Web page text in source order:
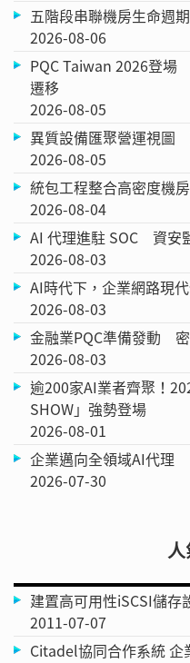
五階段串聯機房生命週
2026-08-06
PQC Taiwan 2026登場
遷移
2026-08-05
異質設備匯聚營運視圖
2026-08-05
統包工程整合高密度機
2026-08-04
AI 代理進駐 SOC 資安
2026-08-03
AI時代下，企業網路現
2026-08-03
金融業PQC準備發動
2026-08-03
逾200家AI業者齊聚！
SHOW」強勢登場
2026-08-01
企業邁向全領域AI代理
2026-07-30
建置高可用性iSCSI儲存
2011-07-07
Citadel協同合作系統 企